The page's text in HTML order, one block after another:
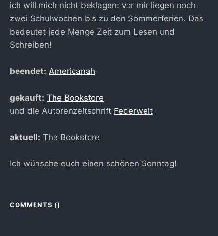
ich will mich nicht beklagen: vor mir liegen noch
zwei Schulwochen bis zu den Sommerferien. Das
bedeutet jede Menge Zeit zum Lesen und
Schreiben!
beendet: Americanah
gekauft: The Bookstore
und die Autorenzeitschrift Federwelt
aktuell: The Bookstore
Ich wünsche euch einen schönen Sonntag!
COMMENTS ()